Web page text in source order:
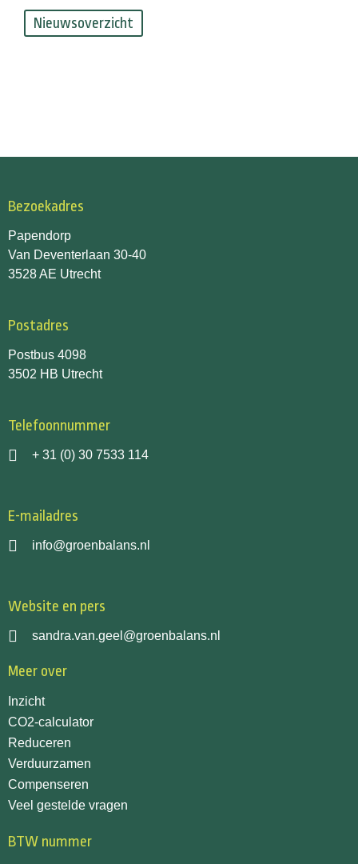
Nieuwsoverzicht
Bezoekadres
Papendorp
Van Deventerlaan 30-40
3528 AE Utrecht
Postadres
Postbus 4098
3502 HB Utrecht
Telefoonnummer
+ 31 (0) 30 7533 114
E-mailadres
info@groenbalans.nl
Website en pers
sandra.van.geel@groenbalans.nl
Meer over
Inzicht
CO2-calculator
Reduceren
Verduurzamen
Compenseren
Veel gestelde vragen
BTW nummer